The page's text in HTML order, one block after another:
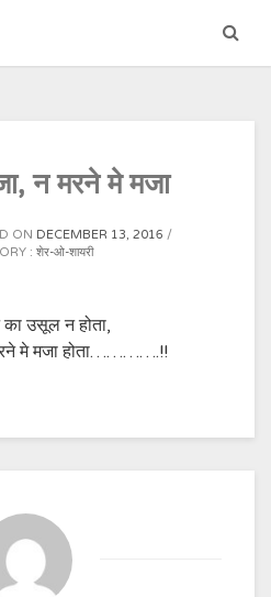
न मरने मे मजा
ON DECEMBER 13, 2016
: शेर-ओ-शायरी
का उसूल न होता,
मे मजा होता………….!!